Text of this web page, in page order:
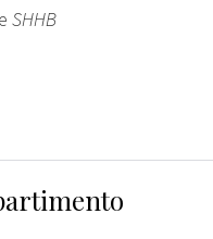
SHHB